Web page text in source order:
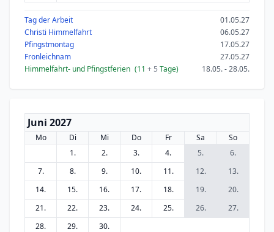
Tag der Arbeit
01.05.27
Christi Himmelfahrt
06.05.27
Pfingstmontag
17.05.27
Fronleichnam
27.05.27
Himmelfahrt- und Pfingstferien (11 + 5 Tage) 18.05. - 28.05.
Juni 2027
Mo Di Mi Do Fr Sa
So
1.
2. 3. 4. 5.
6.
7.
8. 9. 10. 11. 12.
13.
14.
15. 16. 17. 18. 19.
20.
21.
22. 23. 24. 25. 26.
27.
28.
29. 30.